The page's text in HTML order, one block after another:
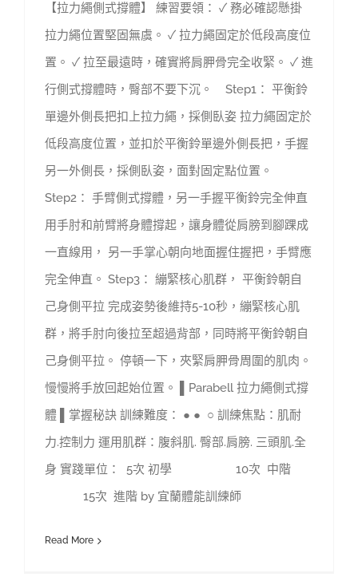
【拉力繩側式撐體】 練習要領： ✓ 務必確認懸掛
拉力繩位置堅固無虞。 ✓ 拉力繩固定於低段高度位
置。 ✓ 拉至最遠時，確實將肩胛骨完全收緊。 ✓ 進
行側式撐體時，臀部不要下沉。 Step1： 平衡鈴
單邊外側長把扣上拉力繩，採側臥姿 拉力繩固定於
低段高度位置，並扣於平衡鈴單邊外側長把，手握
另一外側長，採側臥姿，面對固定點位置。
Step2： 手臂側式撐體，另一手握平衡鈴完全伸直
用手肘和前臂將身體撐起，讓身體從肩膀到腳踝成
一直線用， 另一手掌心朝向地面握住握把，手臂應
完全伸直。 Step3： 繃緊核心肌群， 平衡鈴朝自
己身側平拉 完成姿勢後維持5-10秒，繃緊核心肌
群，將手肘向後拉至超過背部，同時將平衡鈴朝自
己身側平拉。 停頓一下，夾緊肩胛骨周圍的肌肉。
慢慢將手放回起始位置。 ▌Parabell 拉力繩側式撐
體 ▌掌握秘訣 訓練難度： ● ● ○ 訓練焦點：肌耐
力.控制力 運用肌群：腹斜肌. 臀部.肩膀. 三頭肌.全
身 實踐單位： 5次 初學 10次 中階
15次 進階 by 宜蘭體能訓練師
Read More